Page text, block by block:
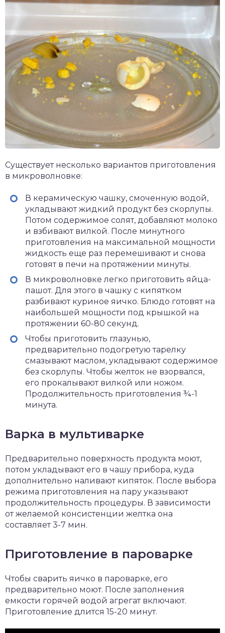
Существует несколько вариантов приготовления
в микроволновке:
В керамическую чашку, смоченную водой,
укладывают жидкий продукт без скорлупы.
Потом содержимое солят, добавляют молоко
и взбивают вилкой. После минутного
приготовления на максимальной мощности
жидкость еще раз перемешивают и снова
готовят в печи на протяжении минуты.
В микроволновке легко приготовить яйца-
пашот. Для этого в чашку с кипятком
разбивают куриное яичко. Блюдо готовят на
наибольшей мощности под крышкой на
протяжении 60-80 секунд.
Чтобы приготовить глазунью,
предварительно подогретую тарелку
смазывают маслом, укладывают содержимое
без скорлупы. Чтобы желток не взорвался,
его прокалывают вилкой или ножом.
Продолжительность приготовления ¾-1
минута.
Варка в мультиварке
Предварительно поверхность продукта моют,
потом укладывают его в чашу прибора, куда
дополнительно наливают кипяток. После выбора
режима приготовления на пару указывают
продолжительность процедуры. В зависимости
от желаемой консистенции желтка она
составляет 3-7 мин.
Приготовление в пароварке
Чтобы сварить яичко в пароварке, его
предварительно моют. После заполнения
емкости горячей водой агрегат включают.
Приготовление длится 15-20 минут.